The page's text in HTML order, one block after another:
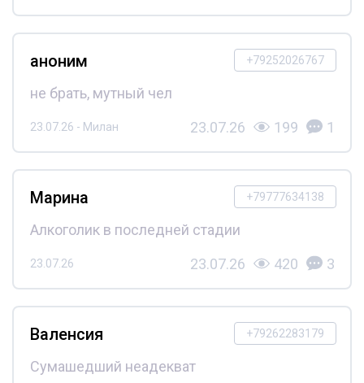
+79252026767
аноним
не брать, мутный чел
23.07.26 - Милан 23.07.26 199 1
+79777634138
Марина
Алкоголик в последней стадии
23.07.26 23.07.26 420 3
+79262283179
Валенсия
Сумашедший неадекват